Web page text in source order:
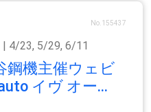
No.155437
| 4/23, 5/29, 6/11
鋼機主催ウェビ
イヴ オー...